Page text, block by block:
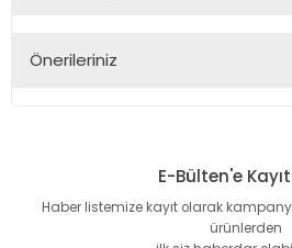
Önerileriniz
Görüş ve önerileriniz için teşekkür
Ürün resmi kalitesiz, bozuk veya
E-Bülten'e
Haber listemize kayıt olarak
ürünlerden